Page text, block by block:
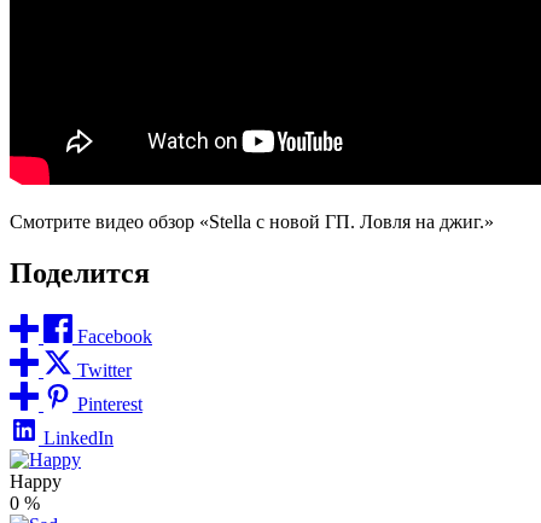
Смотрите видео обзор «Stella с новой ГП. Ловля на джиг.»
Поделится
Facebook
Twitter
Pinterest
LinkedIn
Happy
0 %